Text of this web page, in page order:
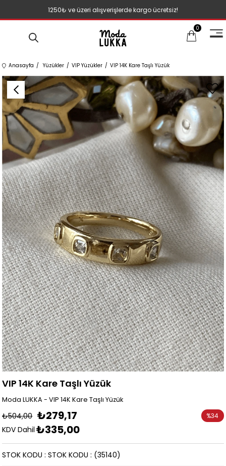
1250₺ ve üzeri alışverişlerde kargo ücretsiz!
0
Anasayfa Yüzükler VIP Yüzükler VIP 14K Kare Taşlı Yüzük
VIP 14K Kare Taşlı Yüzük
Moda LUKKA - VIP 14K Kare Taşlı Yüzük
₺504,00 ₺279,17
KDV Dahil ₺335,00
%34
(35140)
STOK KODU STOK KODU